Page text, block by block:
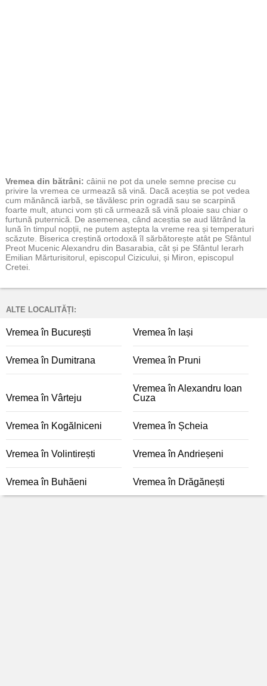
Vremea din bătrâni: câinii ne pot da unele semne precise cu
privire la vremea ce urmează să vină. Dacă aceștia se pot vedea
cum mănâncă iarbă, se tăvălesc prin ogradă sau se scarpină
foarte mult, atunci vom ști că urmează să vină ploaie sau chiar o
furtună puternică. De asemenea, când aceștia se aud lătrând la
lună în timpul nopții, ne putem aștepta la vreme rea și temperaturi
scăzute. Biserica creștină ortodoxă îl sărbătorește atât pe Sfântul
Preot Mucenic Alexandru din Basarabia, cât și pe Sfântul Ierarh
Emilian Mărturisitorul, episcopul Cizicului, și Miron, episcopul
Cretei.
ALTE LOCALITĂȚI:
Vremea în București Vremea în Iași
Vremea în Dumitrana Vremea în Pruni
Vremea în Vârteju
Vremea în Alexandru Ioan
Cuza
Vremea în Kogălniceni Vremea în Șcheia
Vremea în Volintirești Vremea în Andrieșeni
Vremea în Buhăeni Vremea în Drăgănești